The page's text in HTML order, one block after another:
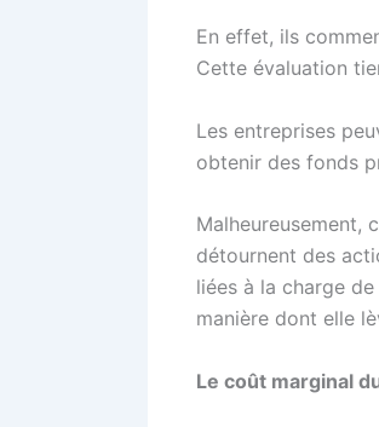
En effet, ils
Cette évaluation
Les entreprises
obtenir des fonds
Malheureusement,
détournent des
liées à la charge
manière dont elle
Le coût marginal